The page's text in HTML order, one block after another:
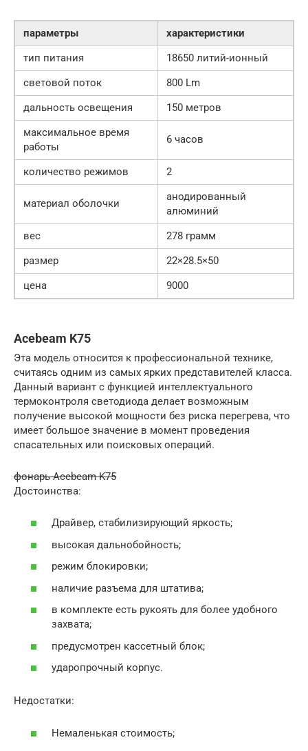
параметры
характеристики
тип питания
18650 литий-ионный
световой поток
800 Lm
дальность освещения
150 метров
максимальное время
работы
6 часов
количество режимов 2
материал оболочки
анодированный
алюминий
вес
278 грамм
размер
22×28.5×50
цена
9000
Acebeam K75
Эта модель относится к профессиональной технике,
считаясь одним из самых ярких представителей класса.
Данный вариант с функцией интеллектуального
термоконтроля светодиода делает возможным
получение высокой мощности без риска перегрева, что
имеет большое значение в момент проведения
спасательных или поисковых операций.
фонарь Acebeam K75
Достоинства:
Драйвер, стабилизирующий яркость;
высокая дальнобойность;
режим блокировки;
наличие разъема для штатива;
в комплекте есть рукоять для более удобного
захвата;
предусмотрен кассетный блок;
ударопрочный корпус.
Недостатки:
Немаленькая стоимость;